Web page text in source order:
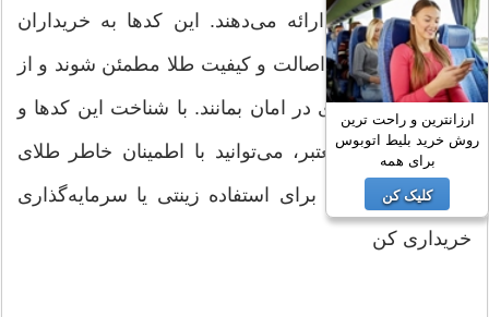
روش ساخت آن ارائه می‌دهند. این کدها به خریداران
کمک می‌کنند تا از اصالت و کیفیت طلا مطمئن شوند و از
تقلب و کلاهبرداری در امان بمانند. با شناخت این کدها و
خرید از مراکز معتبر، می‌توانید با اطمینان خاطر طلای
مورد نظر خود را برای استفاده زینتی یا سرمایه‌گذاری
خریداری کن
ارزانترین و راحت ترین
روش خرید بلیط اتوبوس
برای همه
کلیک کن